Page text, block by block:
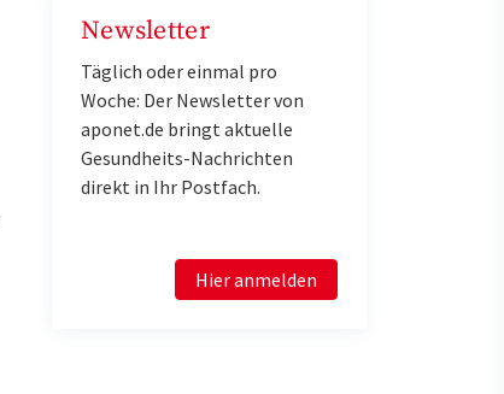
Newsletter
Täglich oder einmal pro
Woche: Der Newsletter von
aponet.de bringt aktuelle
Gesundheits-Nachrichten
direkt in Ihr Postfach.
Hier anmelden